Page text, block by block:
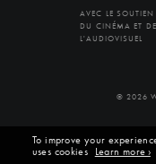
AVEC LE
DU CINÉMA ET DE
L'AUDIOVISUEL
© 2026
To improve your
uses cookies Learn more ›